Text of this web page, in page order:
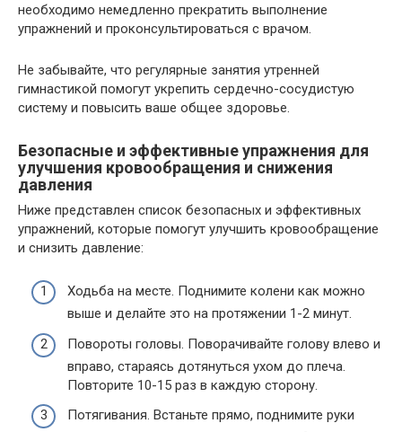
необходимо немедленно прекратить выполнение
упражнений и проконсультироваться с врачом.
Не забывайте, что регулярные занятия утренней
гимнастикой помогут укрепить сердечно-сосудистую
систему и повысить ваше общее здоровье.
Безопасные и эффективные упражнения для
улучшения кровообращения и снижения
давления
Ниже представлен список безопасных и эффективных
упражнений, которые помогут улучшить кровообращение
и снизить давление:
Ходьба на месте. Поднимите колени как можно
выше и делайте это на протяжении 1-2 минут.
Повороты головы. Поворачивайте голову влево и
вправо, стараясь дотянуться ухом до плеча.
Повторите 10-15 раз в каждую сторону.
Потягивания. Встаньте прямо, поднимите руки